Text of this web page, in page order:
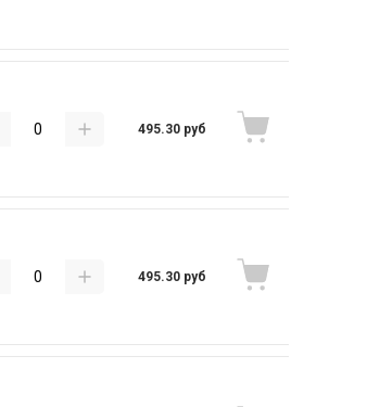
495.30 руб
495.30 руб